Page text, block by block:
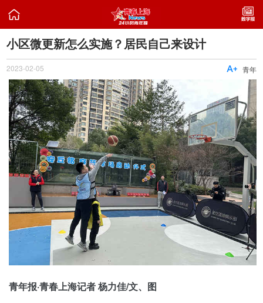

小区微更新怎么实施？居民自己来设计
2023-02-05 青年

青年报·青春上海记者 杨力佳/文、图